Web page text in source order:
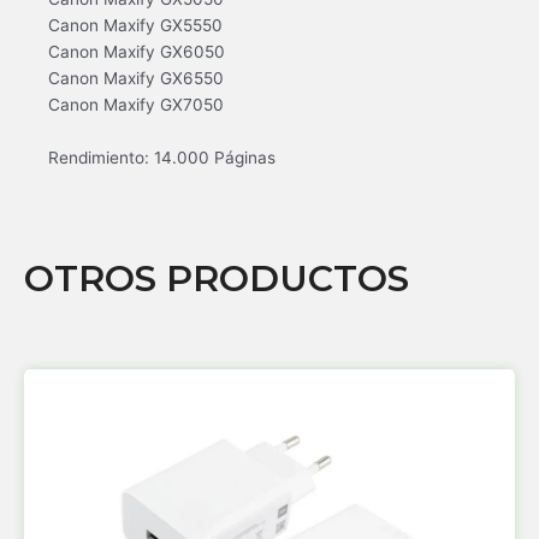
Canon Maxify GX5550
Canon Maxify GX6050
Canon Maxify GX6550
Canon Maxify GX7050
Rendimiento: 14.000 Páginas
OTROS PRODUCTOS